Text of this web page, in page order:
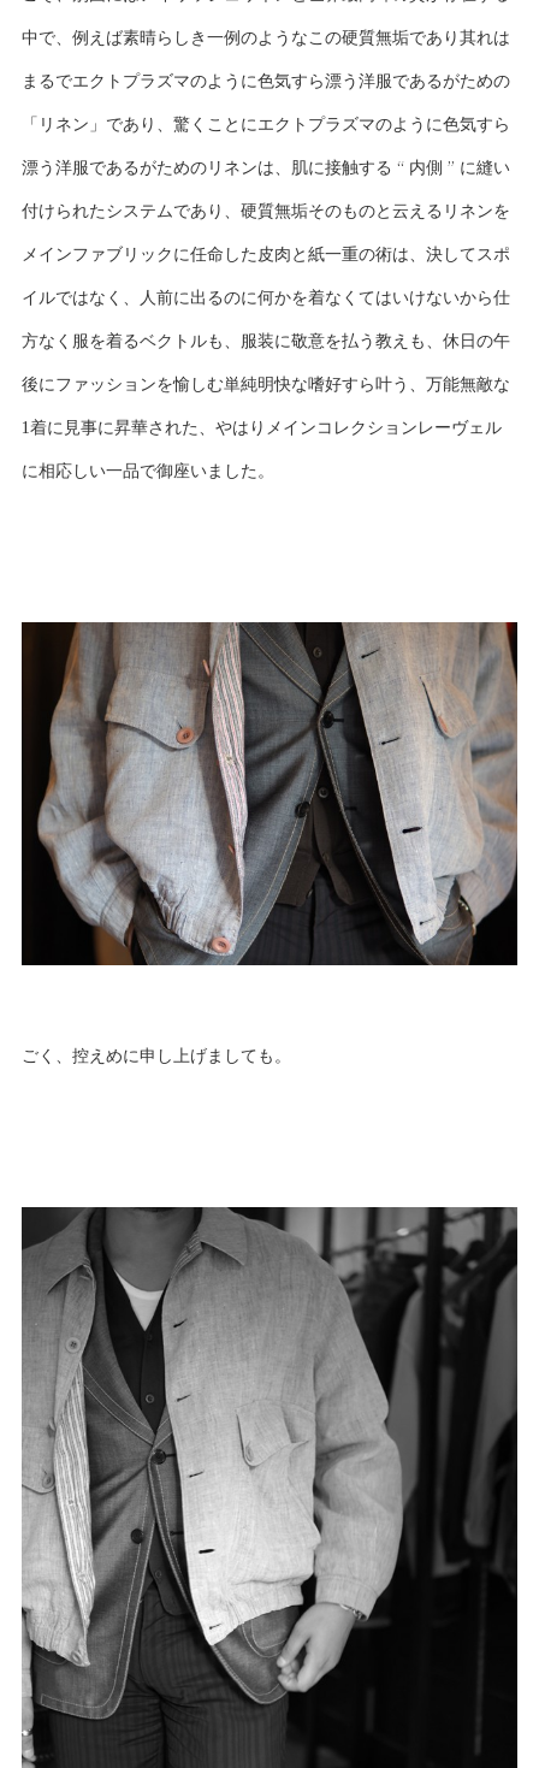
中で、例えば素晴らしき一例のようなこの硬質無垢であり其れは
まるでエクトプラズマのように色気すら漂う洋服であるがための
「リネン」であり、驚くことにエクトプラズマのように色気すら
漂う洋服であるがためのリネンは、肌に接触する “ 内側 ” に縫い
付けられたシステムであり、硬質無垢そのものと云えるリネンを
メインファブリックに任命した皮肉と紙一重の術は、決してスポ
イルではなく、人前に出るのに何かを着なくてはいけないから仕
方なく服を着るベクトルも、服装に敬意を払う教えも、休日の午
後にファッションを愉しむ単純明快な嗜好すら叶う、万能無敵な
1着に見事に昇華された、やはりメインコレクションレーヴェル
に相応しい一品で御座いました。
ごく、控えめに申し上げましても。